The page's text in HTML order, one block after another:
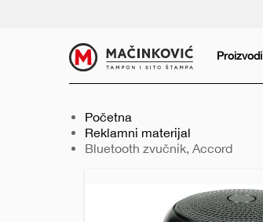
Proizvodi
Početna
Reklamni materijal
Trenutno:
Bluetooth zvučnik, Accord